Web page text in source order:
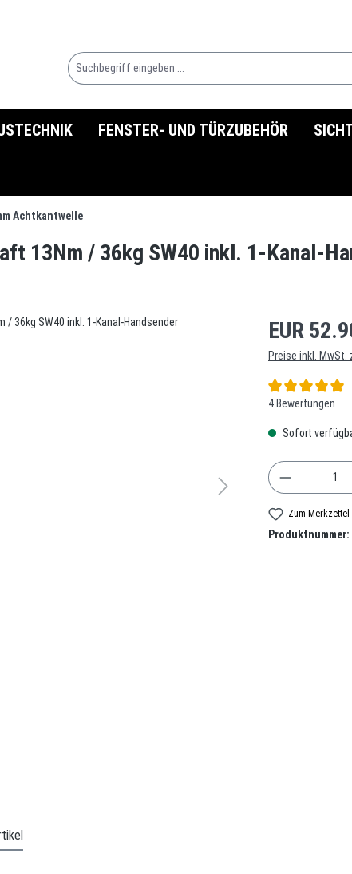
FENSTER- UND TÜRZUBEHÖR
Achtkantwelle
13Nm / 36kg SW40 inkl. 1-Kanal-
EUR
Preise inkl.
Durchschnittliche
4 Bewertungen
Sofort
Produkt
Zum
Produktnummer: